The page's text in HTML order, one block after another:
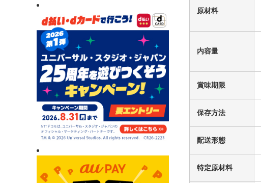
原材料
内容量
賞味期限
保存方法
配送形態
特定原材料